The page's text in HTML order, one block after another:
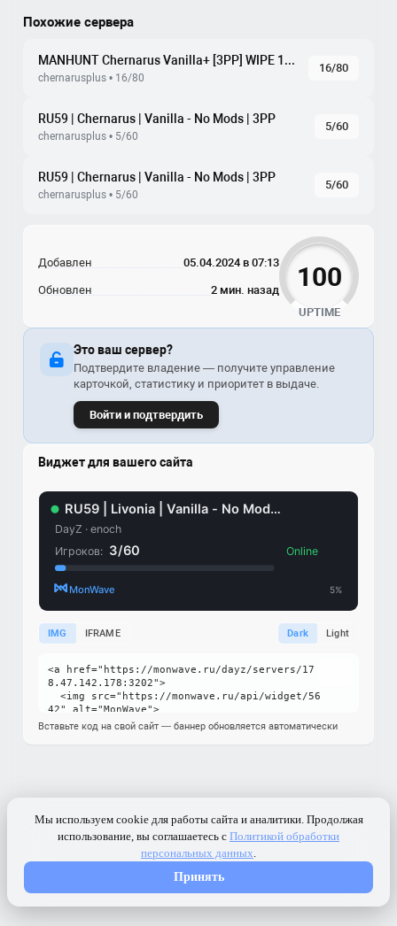
Похожие сервера
MANHUNT Chernarus Vanilla+ [3PP] WIPE 18.07
chernarusplus • 16/80
16/80
RU59 | Chernarus | Vanilla - No Mods | 3PP
chernarusplus • 5/60
5/60
RU59 | Chernarus | Vanilla - No Mods | 3PP
chernarusplus • 5/60
5/60
Добавлен 05.04.2024 в 07:13
Обновлен 2 мин. назад 100
UPTIME
Это ваш сервер?
Подтвердите владение — получите управление
карточкой, статистику и приоритет в выдаче.
Войти и подтвердить
Виджет для вашего сайта
IMG IFRAME Dark Light
Вставьте код на свой сайт — баннер обновляется автоматически